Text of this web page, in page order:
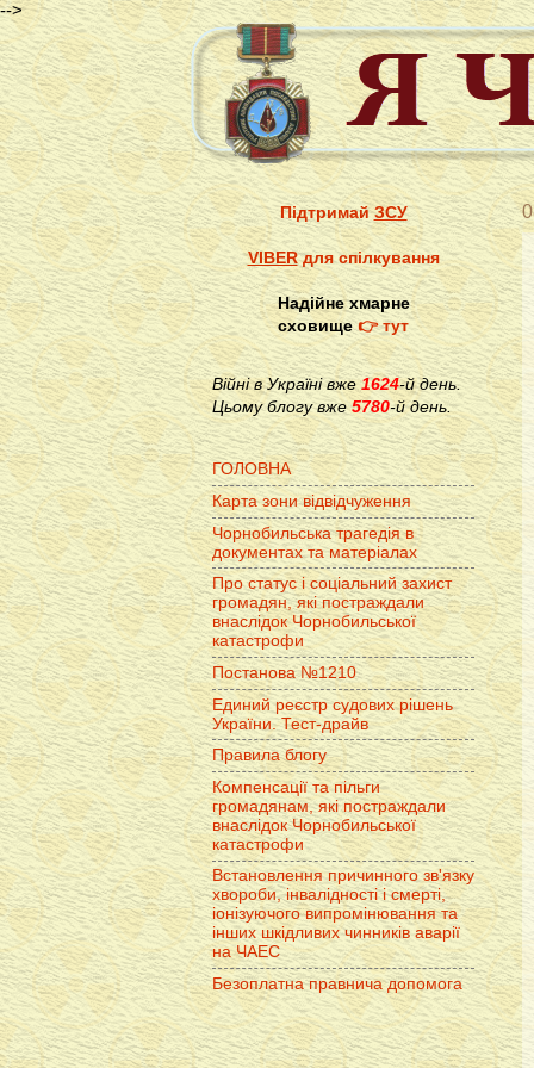
-->
ПідтримайЗСУ
VIBERдля спілкування
Надійне хмарне
сховище👉 тут
Війні в Україні вже1624-й день.
Цьому блогу вже 5780-й день.
ГОЛОВНА
Карта зони відвідчуження
Чорнобильська трагедія в
документах та матеріалах
Про статус і соціальний захист
громадян, які постраждали
внаслідок Чорнобильської
катастрофи
Постанова №1210
Единий реєстр судових рішень
України. Тест-драйв
Правила блогу
Компенсації та пільги
громадянам, які постраждали
внаслідок Чорнобильської
катастрофи
Встановлення причинного зв'язку
хвороби, інвалідності і смерті,
іонізуючого випромінювання та
інших шкідливих чинників аварії
на ЧАЕС
Безоплатна правнича допомога